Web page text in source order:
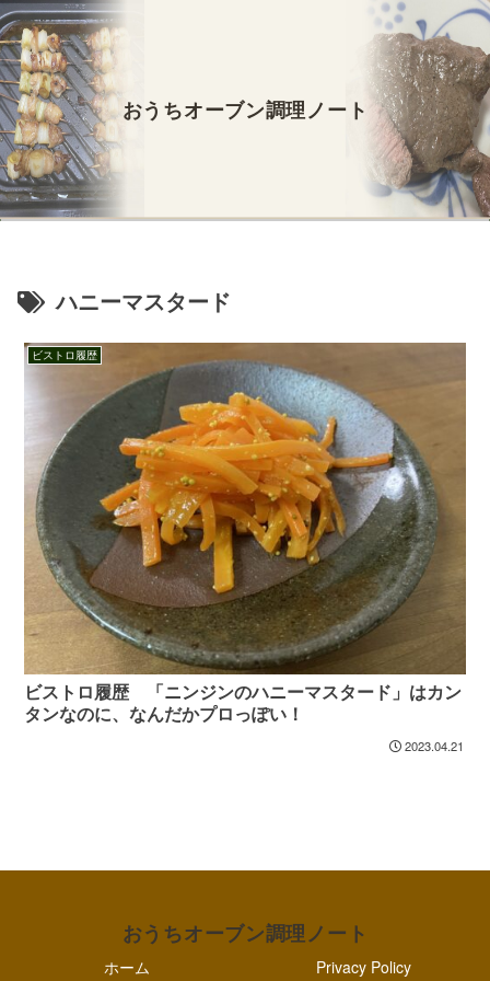
おうちオーブン調理ノート
ハニーマスタード
ビストロ履歴
ビストロ履歴 「ニンジンのハニーマスタード」はカン
タンなのに、なんだかプロっぽい！
2023.04.21
おうちオーブン調理ノート
ホーム Privacy Policy